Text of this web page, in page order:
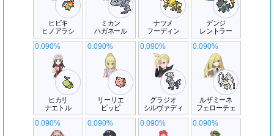
ヒビキ
ヒノアラシ
ミカン
ハガネール
ナツメ
フーディン
デンジ
レントラー
ヒカリ
ナエトル
0.090%
リーリエ
ピッピ
0.090%
グラジオ
シルヴァディ
0.090%
ルザミーネ
フェローチェ
0.090%
0.090% 0.090% 0.090% 0.090%